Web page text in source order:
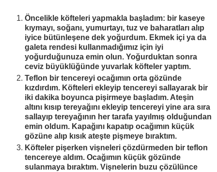
Öncelikle köfteleri yapmakla başladım: bir kaseye
kıymayı, soğanı, yumurtayı, tuz ve baharatları alıp
iyice bütünleşene dek yoğurdum. Ekmek içi ya da
galeta rendesi kullanmadığımız için iyi
yoğurduğunuza emin olun. Yoğurduktan sonra
ceviz büyüklüğünde yuvarlak köfteler yaptım.
Teflon bir tencereyi ocağımın orta gözünde
kızdırdım. Köfteleri ekleyip tencereyi sallayarak bir
iki dakika boyunca pişirmeye başladım. Ateşin
altını kısıp tereyağını ekleyip tencereyi yine ara sıra
sallayıp tereyağının her tarafa yayılmış olduğundan
emin oldum. Kapağını kapatıp ocağımın küçük
gözüne alıp kısık ateşte pişmeye bıraktım.
Köfteler pişerken vişneleri çözdürmeden bir teflon
tencereye aldım. Ocağımın küçük gözünde
sulanmaya bıraktım. Vişnelerin buzu çözülünce